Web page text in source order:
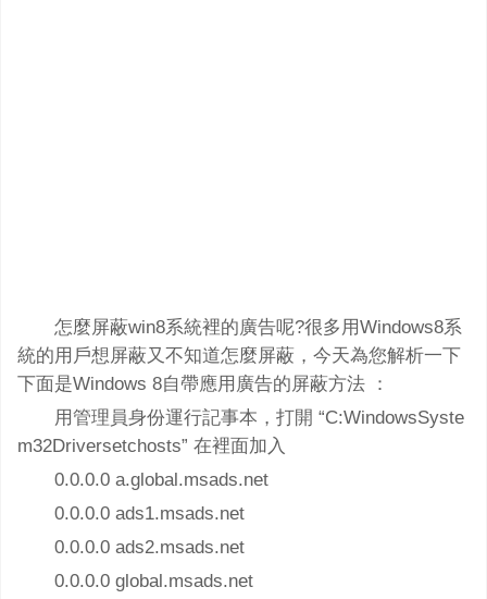
怎麼屏蔽win8系統裡的廣告呢?很多用Windows8系
統的用戶想屏蔽又不知道怎麼屏蔽，今天為您解析一下
下面是Windows 8自帶應用廣告的屏蔽方法 ：
用管理員身份運行記事本，打開 “C:WindowsSyste
m32Driversetchosts” 在裡面加入
0.0.0.0 a.global.msads.net
0.0.0.0 ads1.msads.net
0.0.0.0 ads2.msads.net
0.0.0.0 global.msads.net